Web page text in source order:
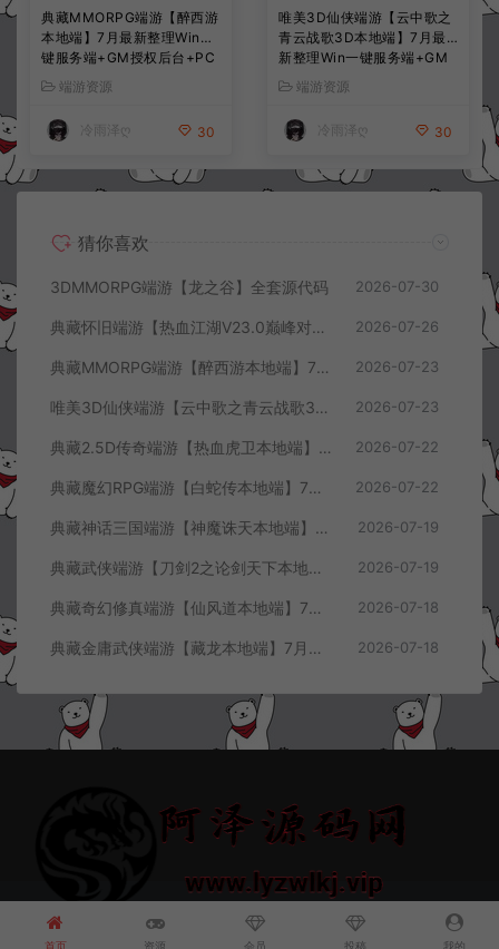
典藏MMORPG端游【醉西游
本地端】7月最新整理Win一
键服务端+GM授权后台+PC
客户端+详细搭建教程
端游资源
冷雨泽ღ 30
唯美3D仙侠端游【云中歌之
青云战歌3D本地端】7月最
新整理Win一键服务端+GM
工具+PC客户端+详细搭建教
程
端游资源
冷雨泽ღ 30
猜你喜欢
3DMMORPG端游【龙之谷】全套源代码 2026-07-30
典藏怀旧端游【热血江湖V23.0巅峰对决】7月最新整理Win一键服务端+GS源码+百宝阁+在线GM工具+PC客户端+详细搭建教程 2026-07-26
典藏MMORPG端游【醉西游本地端】7月最新整理Win一键服务端+GM授权后台+PC客户端+详细搭建教程 2026-07-23
唯美3D仙侠端游【云中歌之青云战歌3D本地端】7月最新整理Win一键服务端+GM工具+PC客户端+详细搭建教程 2026-07-23
典藏2.5D传奇端游【热血虎卫本地端】7月最新整理Win一键服务端+充值教程+PC客户端+详细搭建教程 2026-07-22
典藏魔幻RPG端游【白蛇传本地端】7月最新整理Win一键服务端+GM工具+PC客户端+详细搭建教程 2026-07-22
典藏神话三国端游【神魔诛天本地端】7月最新整理Win一键服务端+充值教程+PC客户端+详细搭建教程 2026-07-19
典藏武侠端游【刀剑2之论剑天下本地端】7月最新整理Win一键服务端+GM工具+PC客户端+详细搭建教程 2026-07-19
典藏奇幻修真端游【仙风道本地端】7月最新整理Win一键服务端+GM工具+PC客户端+详细搭建教程 2026-07-18
典藏金庸武侠端游【藏龙本地端】7月最新整理Win一键服务端+GM工具+PC客户端+详细搭建教程 2026-07-18
© 2021~2026 阿泽源码网 www.lyzwlkj.vip 冷雨泽
豫
ICP备2022000516号-1